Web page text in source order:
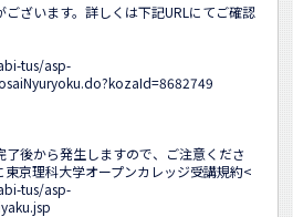
ざいます。詳しくは下記URLにてご確認
tus/asp-
後から発生しますので、ご注意くださ
京理科大学オープンカレッジ受講規約<
tus/asp-